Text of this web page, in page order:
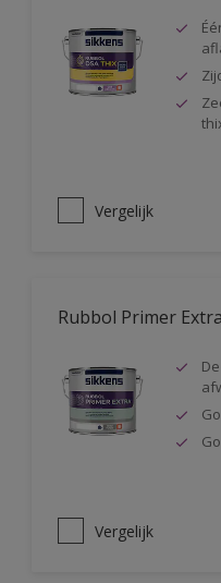
Vergelijk
Rubbol Primer Extra
Vergelijk